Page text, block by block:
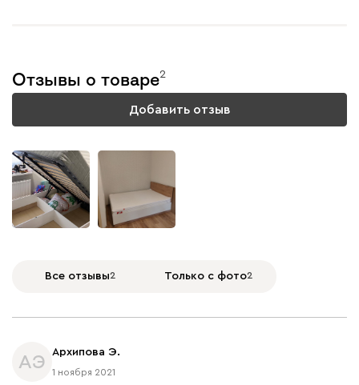
Отзывы о товаре2
Добавить отзыв
Все отзывы2 Только с фото2
АЭ
Архипова Э.
1 ноября 2021